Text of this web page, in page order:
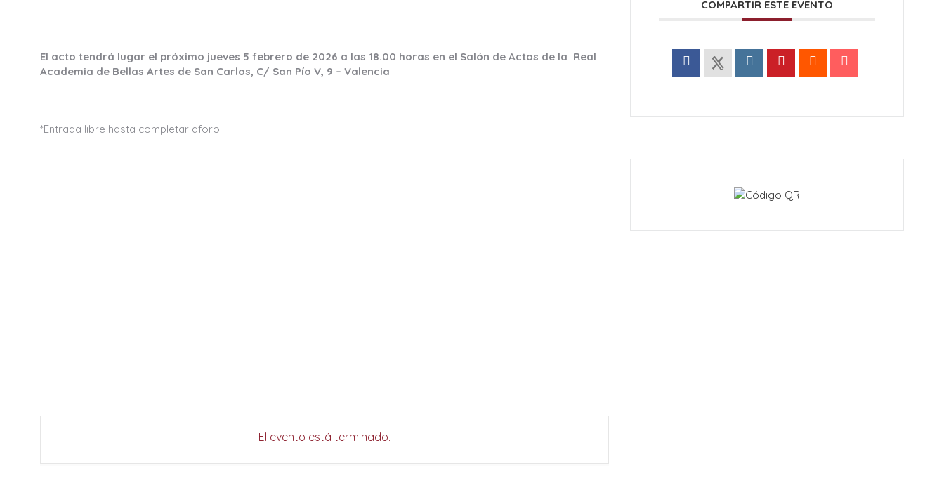
El acto tendrá lugar el próximo jueves 5 febrero de 2026 a las 18.00 horas en el Salón de Actos de la Real
Academia de Bellas Artes de San Carlos, C/ San Pío V, 9 – Valencia
*Entrada libre hasta completar aforo
El evento está terminado.
COMPARTIR ESTE EVENTO